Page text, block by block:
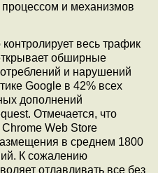
и механизмов
весь трафик
обширные
и нарушений
Google в 42% всех
дополнений
Отмечается, что
Web Store
в среднем 1800
К сожалению
отлавливать все без